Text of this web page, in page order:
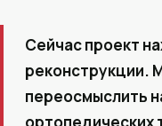
Сейчас проект
реконструкции.
переосмыслить